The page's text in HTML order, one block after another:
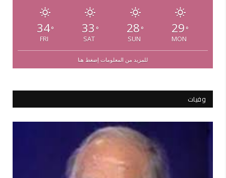
34°
FRI
33 °
SAT
28 °
SUN
29 °
MON
للمزيد من المعلومات إضغط هنا
وفيات